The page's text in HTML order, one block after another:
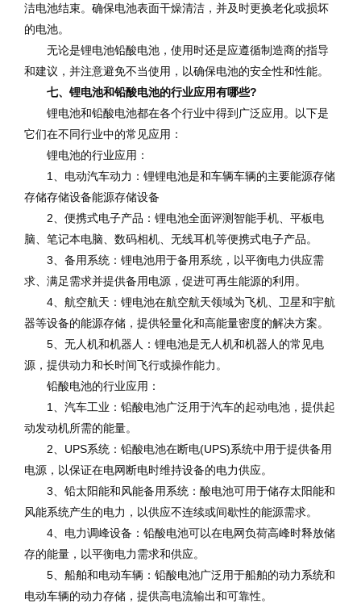
洁电池结束。确保电池表面干燥清洁，并及时更换老化或损坏
的电池。
无论是锂电池铅酸电池，使用时还是应遵循制造商的指导
和建议，并注意避免不当使用，以确保电池的安全性和性能。
七、锂电池和铅酸电池的行业应用有哪些?
锂电池和铅酸电池都在各个行业中得到广泛应用。以下是
它们在不同行业中的常见应用：
锂电池的行业应用：
1、电动汽车动力：锂锂电池是和车辆车辆的主要能源存储
存储存储设备能源存储设备
2、便携式电子产品：锂电池全面评测智能手机、平板电
脑、笔记本电脑、数码相机、无线耳机等便携式电子产品。
3、备用系统：锂电池用于备用系统，以平衡电力供应需
求、满足需求并提供备用电源，促进可再生能源的利用。
4、航空航天：锂电池在航空航天领域为飞机、卫星和宇航
器等设备的能源存储，提供轻量化和高能量密度的解决方案。
5、无人机和机器人：锂电池是无人机和机器人的常见电
源，提供动力和长时间飞行或操作能力。
铅酸电池的行业应用：
1、汽车工业：铅酸电池广泛用于汽车的起动电池，提供起
动发动机所需的能量。
2、UPS系统：铅酸电池在断电(UPS)系统中用于提供备用
电源，以保证在电网断电时维持设备的电力供应。
3、铅太阳能和风能备用系统：酸电池可用于储存太阳能和
风能系统产生的电力，以供应不连续或间歇性的能源需求。
4、电力调峰设备：铅酸电池可以在电网负荷高峰时释放储
存的能量，以平衡电力需求和供应。
5、船舶和电动车辆：铅酸电池广泛用于船舶的动力系统和
电动车辆的动力存储，提供高电流输出和可靠性。